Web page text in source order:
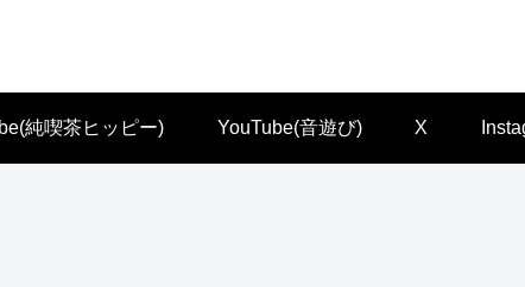
純喫茶ヒッピー) YouTube(音遊び) X